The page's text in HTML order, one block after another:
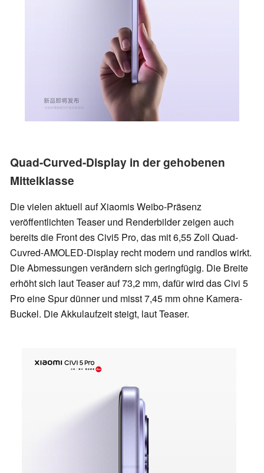
Quad-Curved-Display in der gehobenen
Mittelklasse
Die vielen aktuell auf Xiaomis Weibo-Präsenz
veröffentlichten Teaser und Renderbilder zeigen auch
bereits die Front des Civi5 Pro, das mit 6,55 Zoll Quad-
Cuvred-AMOLED-Display recht modern und randlos wirkt.
Die Abmessungen verändern sich geringfügig. Die Breite
erhöht sich laut Teaser auf 73,2 mm, dafür wird das Civi 5
Pro eine Spur dünner und misst 7,45 mm ohne Kamera-
Buckel. Die Akkulaufzeit steigt, laut Teaser.